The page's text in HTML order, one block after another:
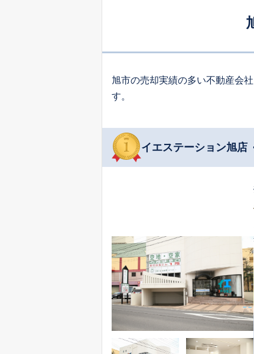
旭市の売却実績の多い不動産会
す。
イエステーション旭店